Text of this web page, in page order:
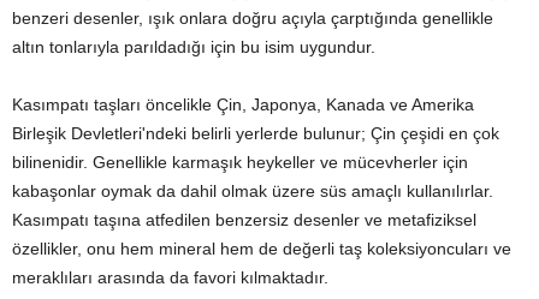
benzeri desenler, ışık onlara doğru açıyla çarptığında genellikle
altın tonlarıyla parıldadığı için bu isim uygundur.
Kasımpatı taşları öncelikle Çin, Japonya, Kanada ve Amerika
Birleşik Devletleri'ndeki belirli yerlerde bulunur; Çin çeşidi en çok
bilinenidir. Genellikle karmaşık heykeller ve mücevherler için
kabaşonlar oymak da dahil olmak üzere süs amaçlı kullanılırlar.
Kasımpatı taşına atfedilen benzersiz desenler ve metafiziksel
özellikler, onu hem mineral hem de değerli taş koleksiyoncuları ve
meraklıları arasında da favori kılmaktadır.